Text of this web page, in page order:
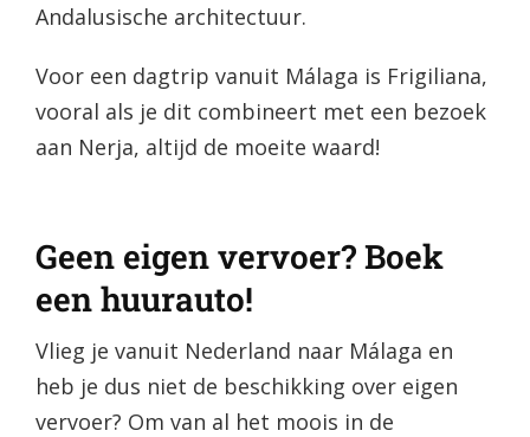
Andalusische architectuur.
Voor een dagtrip vanuit Málaga is Frigiliana,
vooral als je dit combineert met een bezoek
aan Nerja, altijd de moeite waard!
Geen eigen vervoer? Boek
een huurauto!
Vlieg je vanuit Nederland naar Málaga en
heb je dus niet de beschikking over eigen
vervoer? Om van al het moois in de